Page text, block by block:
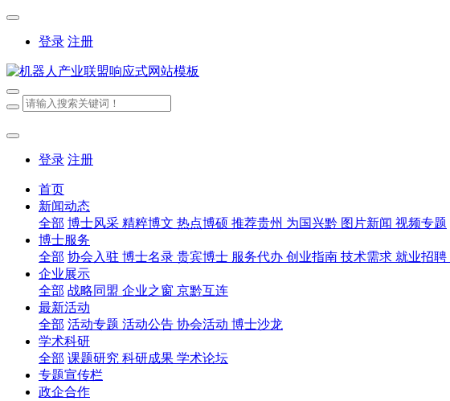
登录 注册
登录 注册
首页
新闻动态
全部 博士风采 精粹博文 热点博硕 推荐贵州 为国兴黔 图片新闻 视频专题
博士服务
全部 协会入驻 博士名录 贵宾博士 服务代办 创业指南 技术需求 就业招聘
企业展示
全部 战略同盟 企业之窗 京黔互连
最新活动
全部 活动专题 活动公告 协会活动 博士沙龙
学术科研
全部 课题研究 科研成果 学术论坛
专题宣传栏
政企合作